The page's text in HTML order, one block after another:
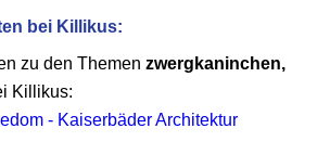
bei Killikus:
zu den Themenzwergkaninchen,
Killikus:
- Kaiserbäder Architektur